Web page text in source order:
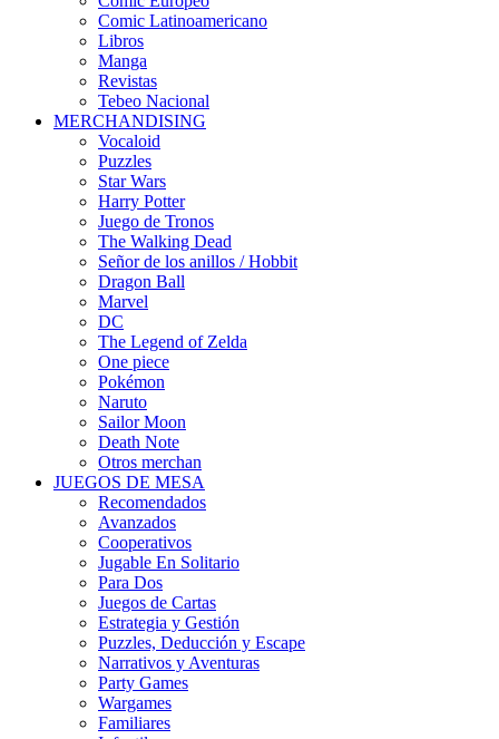
Comic Latinoamericano
Libros
Manga
Revistas
Tebeo Nacional
MERCHANDISING
Vocaloid
Puzzles
Star Wars
Harry Potter
Juego de Tronos
The Walking Dead
Señor de los anillos / Hobbit
Dragon Ball
Marvel
DC
The Legend of Zelda
One piece
Pokémon
Naruto
Sailor Moon
Death Note
Otros merchan
JUEGOS DE MESA
Recomendados
Avanzados
Cooperativos
Jugable En Solitario
Para Dos
Juegos de Cartas
Estrategia y Gestión
Puzzles, Deducción y Escape
Narrativos y Aventuras
Party Games
Wargames
Familiares